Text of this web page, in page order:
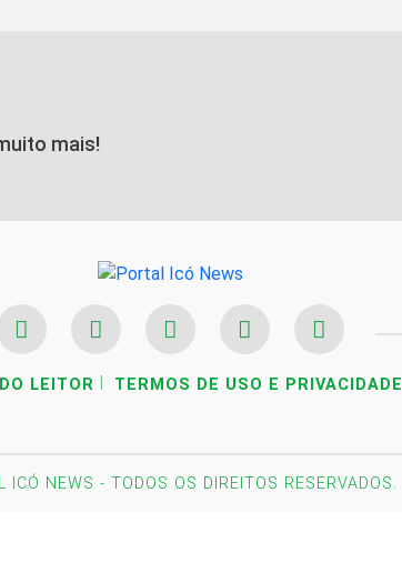
mais!
LEITOR TERMOS DE USO E PRIVACIDADE
ICÓ NEWS - TODOS OS DIREITOS RESERVADOS.